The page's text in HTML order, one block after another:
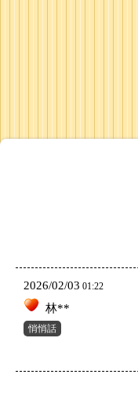
2026/02/03 01:22
林**
悄悄話